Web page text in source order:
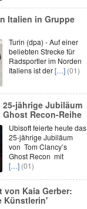
Italien in Gruppe
Turin (dpa) - Auf einer
beliebten Strecke für
Radsportler im Norden
Italiens ist der[…] (01)
jährige Jubiläum
Ghost Recon-Reihe
Ubisoft feierte heute das
25-jährige Jubiläum
von Tom Clancy’s
Ghost Recon mit
[…] (01)
von Kaia Gerber:
Künstlerin'